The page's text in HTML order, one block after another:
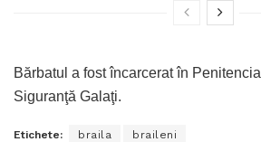
Bărbatul a fost încarcerat în
Siguranţă Galaţi.
Etichete: braila
braileni